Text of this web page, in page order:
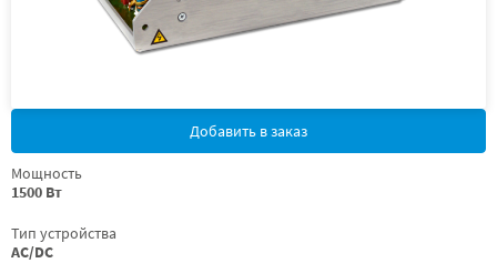
Добавить в заказ
Мощность
1500 Вт
Тип устройства
AC/DC